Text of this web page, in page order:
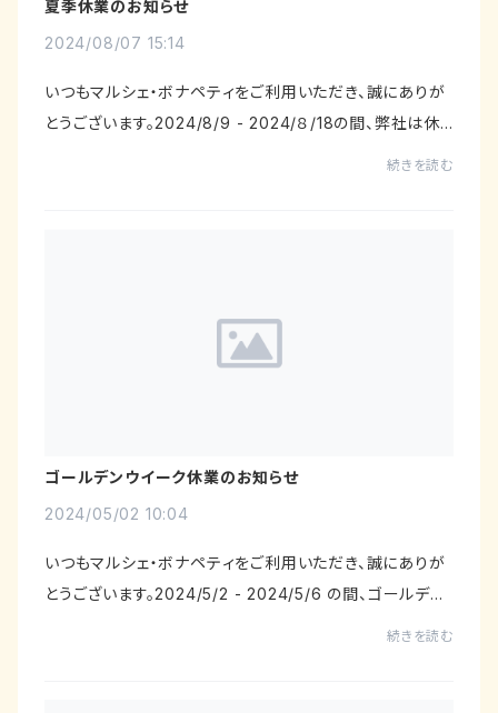
夏季休業のお知らせ
2024/08/07 15:14
いつもマルシェ・ボナペティをご利用いただき、誠にありが
とうございます。2024/8/9 - 2024/８/18の間、弊社は休
続きを読む
ゴールデンウイーク休業のお知らせ
2024/05/02 10:04
いつもマルシェ・ボナペティをご利用いただき、誠にありが
とうございます。2024/5/2 - 2024/5/6 の間、ゴールデン
続きを読む